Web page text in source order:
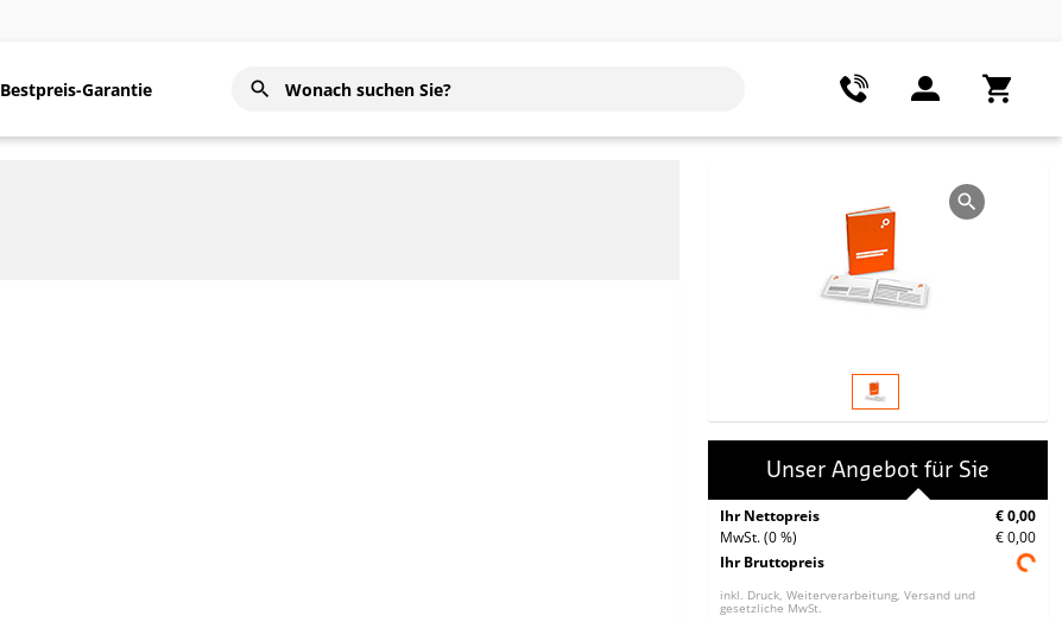
Bestpreis-Garantie
Unser Angebot für Sie
Ihr Nettopreis
€ 0,00
MwSt. (0 %)
€ 0,00
Ihr Bruttopreis
inkl. Druck, Weiterverarbeitung, Versand und
gesetzliche MwSt.